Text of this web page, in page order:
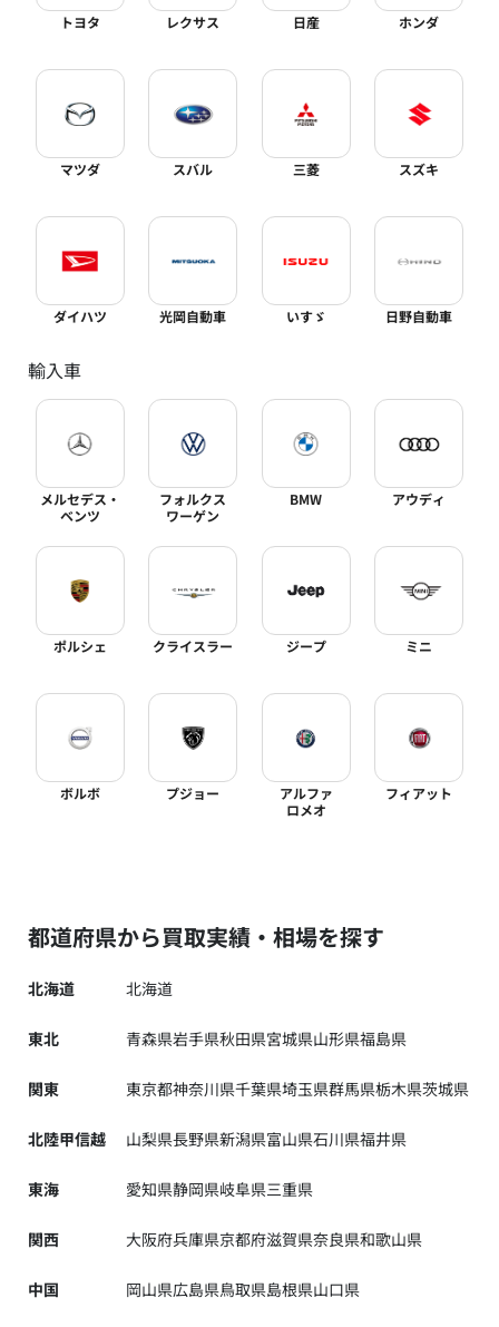
トヨタ レクサス 日産 ホンダ
マツダ スバル 三菱 スズキ
ダイハツ 光岡自動車 いすゞ 日野自動車
輸入車
メルセデス・
ベンツ
フォルクス
ワーゲン
BMW アウディ
ポルシェ クライスラー ジープ ミニ
ボルボ プジョー
アルファ
ロメオ
フィアット
都道府県から買取実績・相場を探す
北海道 北海道
東北 青森県岩手県秋田県宮城県山形県福島県
関東 東京都神奈川県千葉県埼玉県群馬県栃木県茨城県
北陸甲信越 山梨県長野県新潟県富山県石川県福井県
東海 愛知県静岡県岐阜県三重県
関西 大阪府兵庫県京都府滋賀県奈良県和歌山県
中国 岡山県広島県鳥取県島根県山口県